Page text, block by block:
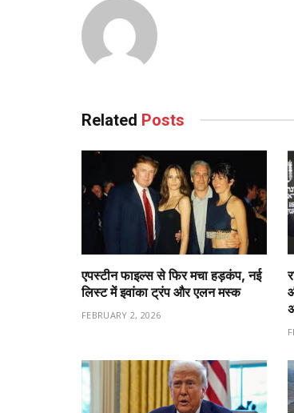
Related Posts
एपस्टीन फाइल्स से फिर मचा हड़कंप, नई
लिस्ट में इवांका ट्रंप और एलन मस्क
FEBRUARY 2, 2026